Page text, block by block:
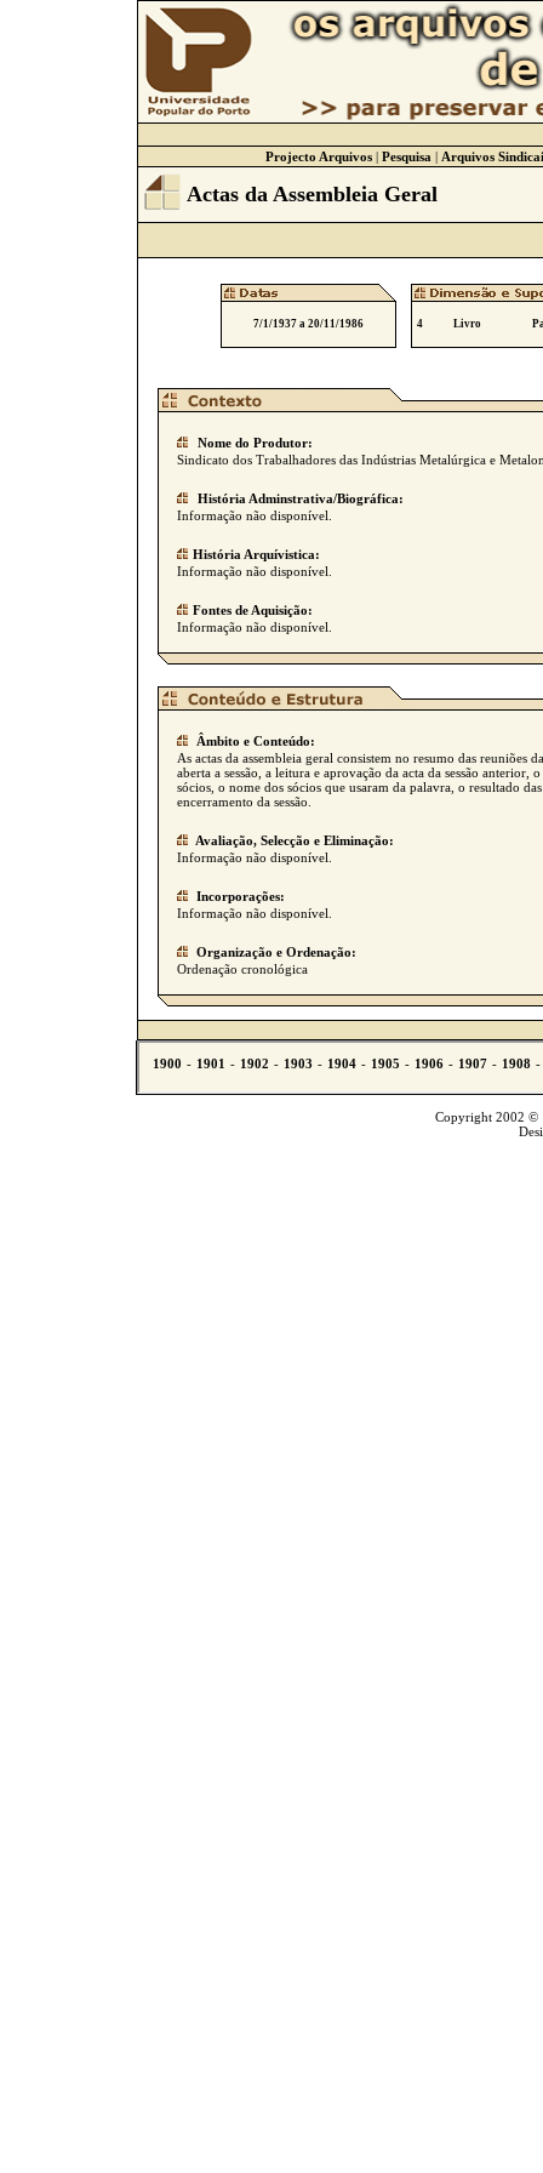
Projecto Arquivos| Pesquisa | Arquivos
Actas da Assembleia Geral
7/1/1937 a 20/11/1986 4 Livro
Nome do Produtor:
Sindicato dos Trabalhadores das Indústrias Metalúrgica e
História Adminstrativa/Biográfica:
Informação não disponível.
História Arquívistica:
Informação não disponível.
Fontes de Aquisição:
Informação não disponível.
Âmbito e Conteúdo:
As actas da assembleia geral consistem no resumo das reuniões
aberta a sessão, a leitura e aprovação da acta da sessão
sócios, o nome dos sócios que usaram da palavra, o resultado
encerramento da sessão.
Avaliação, Selecção e Eliminação:
Informação não disponível.
Incorporações:
Informação não disponível.
Organização e Ordenação:
Ordenação cronológica
Copyright 2002 ©